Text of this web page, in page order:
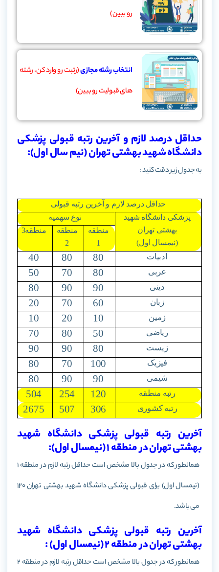
رو ببین)
انتخاب رشته مجازی(رتبت رو وارد کن، رشته
های قبولیت رو ببین)
حداقل درصد لازم و آخرین رتبه قبولی پزشکی
دانشگاه شهید بهشتی تهران (نیم سال اول):
به جدول زیر دقت کنید :
حداقل درصد لازم و آخرین رتبه قبولی
پزشکی دانشگاه شهید
بهشتی تهران
(نیمسال اول)
نوع سهمیه
منطقه
1
منطقه
2
منطقه3
ادبیات 80
80
40
عربی 80
70
50
دینی 90
90
80
زبان 60
70
20
زمین 10
20
10
ریاضی 50
80
70
زیست 80
90
90
فیزیک 100
70
80
شیمی 90
90
80
رتبه منطقه 120
254
504
رتبه کشوری 306
507
2675
آخرین رتبه قبولی پزشکی دانشگاه شهید
بهشتی تهران در منطقه 1 (نیمسال اول):
همانطور که در جدول بالا مشخص است حداقل رتبه لازم در منطقه 1
(نیمسال اول) برای قبولی پزشکی دانشگاه شهید بهشتی تهران 120
می باشد.
آخرین رتبه قبولی پزشکی دانشگاه شهید
بهشتی تهران در منطقه 2 (نیمسال اول) :
همانطور که در جدول بالا مشخص است حداقل رتبه لازم در منطقه 2